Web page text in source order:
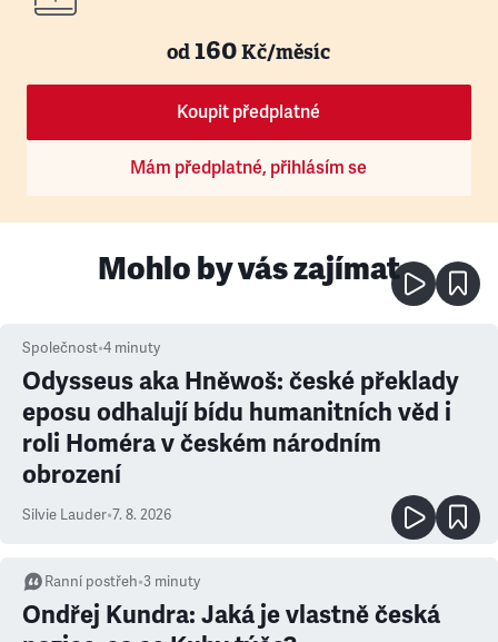
od160Kč/měsíc
Koupit předplatné
Mám předplatné, přihlásím se
Mohlo by vás zajímat
Společnost•4 minuty
Odysseus aka Hněwoš: české překlady
eposu odhalují bídu humanitních věd i
roli Homéra v českém národním
obrození
Silvie Lauder•7. 8. 2026
Ranní postřeh•3 minuty
Ondřej Kundra: Jaká je vlastně česká